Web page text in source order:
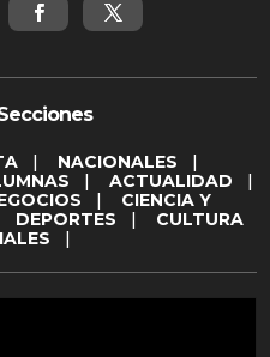
| NACIONALES |
| ACTUALIDAD |
| CIENCIA Y
DEPORTES | CULTURA
|